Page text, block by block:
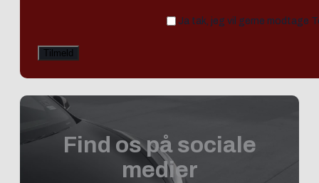
Ja tak, jeg vil gerne modtage
Find os på sociale
medier